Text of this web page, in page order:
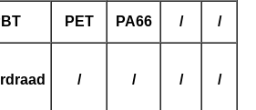
PET PA66 / /
/ / / /